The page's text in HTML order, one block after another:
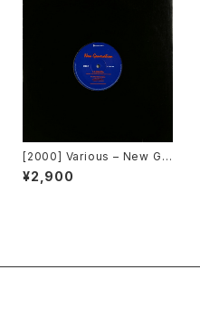
[2000] Various – New Ge
neration / Back To The
"Disco" ~私もDiscoへ連れ
¥2,900